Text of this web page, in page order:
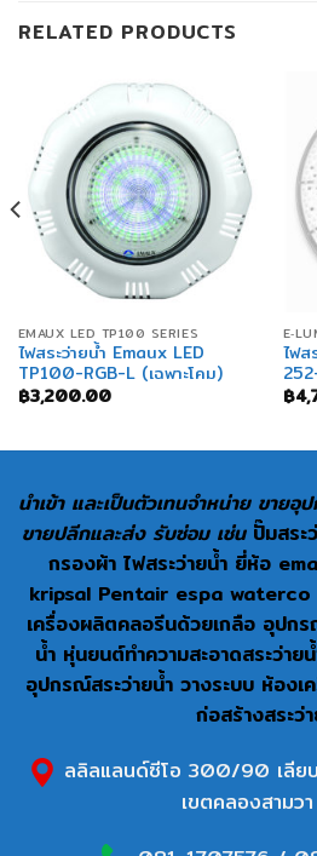
RELATED PRODUCTS
EMAUX LED TP100 SERIES
ไฟสระว่ายน้ำ Emaux LED
TP100-RGB-L (เฉพาะโคม)
฿3,200.00
ไฟส
฿
นำเข้า และเป็นตัวเทนจำหน่าย ขายอุ
ขายปลีกและส่ง รับซ่อม เช่น ปั๊มสระ
กรองผ้า ไฟสระว่ายน้ำ ยี่ห้อ
kripsal Pentair espa
เครื่องผลิตคลอรีนด้วยเกลือ อุปกร
น้ำ หุ่นยนต์ทำความสะอาดสระว่า
อุปกรณ์สระว่ายน้ำ วางระบบ ห้อง
ก่อสร้างสระว่
ลลิลแลนด์ซีโอ 300/90 เลีย
เขตคลองสามว